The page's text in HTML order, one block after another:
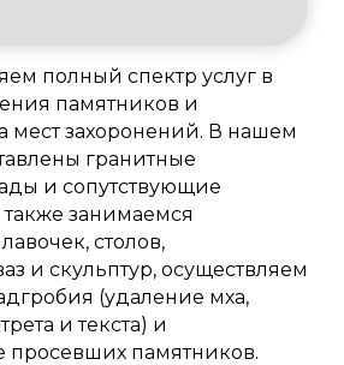
полный спектр услуг в
памятников и
мест захоронений. В нашем
гранитные
и сопутствующие
занимаемся
столов,
и скульптур, осуществляем
(удаление мха,
и текста) и
просевших памятников.